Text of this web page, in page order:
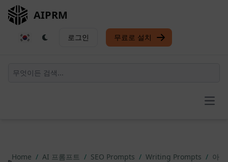
AIPRM
로그인 무료로 설치
Home / AI 프롬프트 / SEO Prompts / Writing Prompts / 아